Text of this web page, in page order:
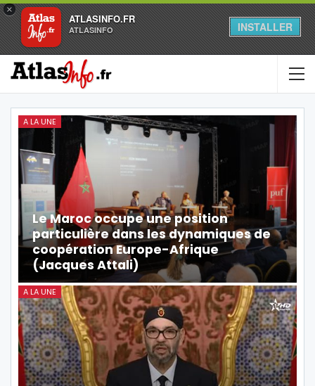
×
ATLASINFO.FR
ATLASINFO INSTALLER
A LA UNE
Le Maroc occupe une position
particulière dans les dynamiques de
coopération Europe-Afrique
(Jacques Attali)
A LA UNE